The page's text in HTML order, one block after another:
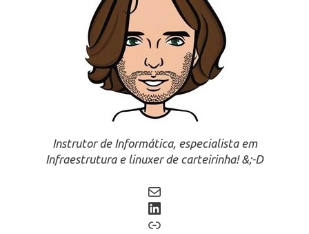
Instrutor de Informática, especialista em
Infraestrutura e linuxer de carteirinha! &;-D
Mail
LinkedIn
Link